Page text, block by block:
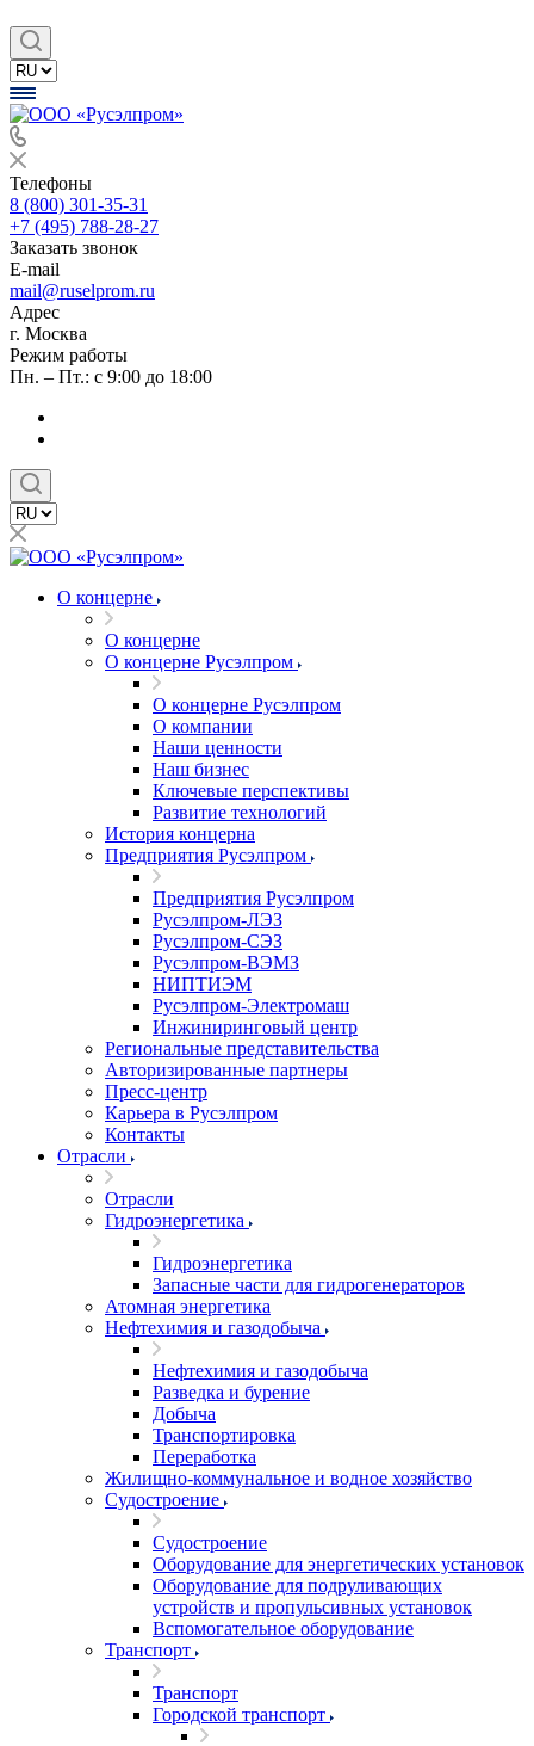
Телефоны
8 (800) 301-35-31
+7 (495) 788-28-27
Заказать звонок
E-mail
mail@ruselprom.ru
Адрес
г. Москва
Режим работы
Пн. – Пт.: с 9:00 до 18:00
О концерне
О концерне
О концерне Русэлпром
О концерне Русэлпром
О компании
Наши ценности
Наш бизнес
Ключевые перспективы
Развитие технологий
История концерна
Предприятия Русэлпром
Предприятия Русэлпром
Русэлпром-ЛЭЗ
Русэлпром-СЭЗ
Русэлпром-ВЭМЗ
НИПТИЭМ
Русэлпром-Электромаш
Инжиниринговый центр
Региональные представительства
Авторизированные партнеры
Пресс-центр
Карьера в Русэлпром
Контакты
Отрасли
Отрасли
Гидроэнергетика
Гидроэнергетика
Запасные части для гидрогенераторов
Атомная энергетика
Нефтехимия и газодобыча
Нефтехимия и газодобыча
Разведка и бурение
Добыча
Транспортировка
Переработка
Жилищно-коммунальное и водное хозяйство
Судостроение
Судостроение
Оборудование для энергетических установок
Оборудование для подруливающих
устройств и пропульсивных установок
Вспомогательное оборудование
Транспорт
Транспорт
Городской транспорт